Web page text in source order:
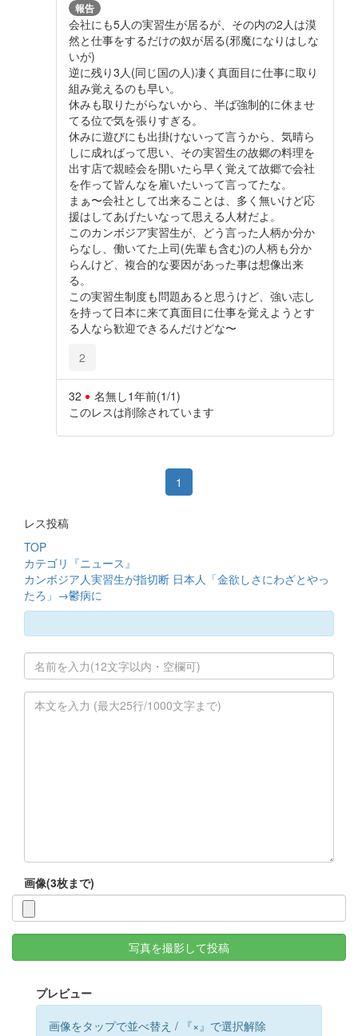
報告
会社にも5人の実習生が居るが、その内の2人は漠
然と仕事をするだけの奴が居る(邪魔になりはしな
いが)
逆に残り3人(同じ国の人)凄く真面目に仕事に取り
組み覚えるのも早い。
休みも取りたがらないから、半ば強制的に休ませ
てる位で気を張りすぎる。
休みに遊びにも出掛けないって言うから、気晴ら
しに成ればって思い、その実習生の故郷の料理を
出す店で親睦会を開いたら早く覚えて故郷で会社
を作って皆んなを雇いたいって言ってたな。
まぁ〜会社として出来ることは、多く無いけど応
援はしてあげたいなって思える人材だよ。
このカンボジア実習生が、どう言った人柄か分か
らなし、働いてた上司(先輩も含む)の人柄も分か
らんけど、複合的な要因があった事は想像出来
る。
この実習生制度も問題あると思うけど、強い志し
を持って日本に来て真面目に仕事を覚えようとす
る人なら歓迎できるんだけどな〜
2
32 名無し1年前(1/1)
このレスは削除されています
1
レス投稿
TOP
カテゴリ『ニュース』
カンボジア人実習生が指切断 日本人「金欲しさにわざとやっ
たろ」→鬱病に
画像(3枚まで)
写真を撮影して投稿
プレビュー
画像をタップで並べ替え / 『×』で選択解除